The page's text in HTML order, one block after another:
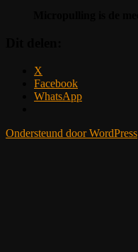
X
Facebook
WhatsApp
Ondersteund door WordPress